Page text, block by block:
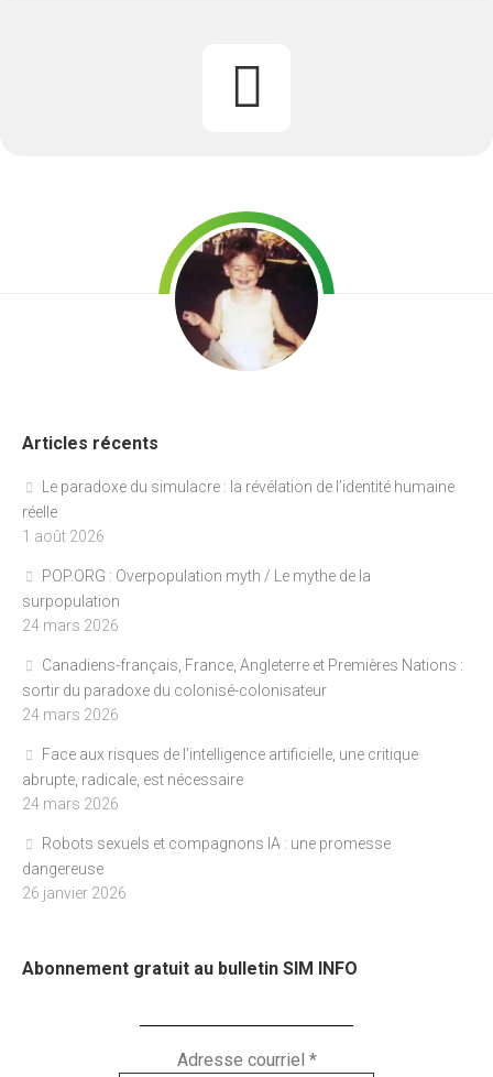
Articles récents
Le paradoxe du simulacre : la révélation de l’identité humaine
réelle
1 août 2026
POP.ORG : Overpopulation myth / Le mythe de la
surpopulation
24 mars 2026
Canadiens-français, France, Angleterre et Premières Nations :
sortir du paradoxe du colonisé-colonisateur
24 mars 2026
Face aux risques de l’intelligence artificielle, une critique
abrupte, radicale, est nécessaire
24 mars 2026
Robots sexuels et compagnons IA : une promesse
dangereuse
26 janvier 2026
Abonnement gratuit au bulletin SIM INFO
Adresse courriel *